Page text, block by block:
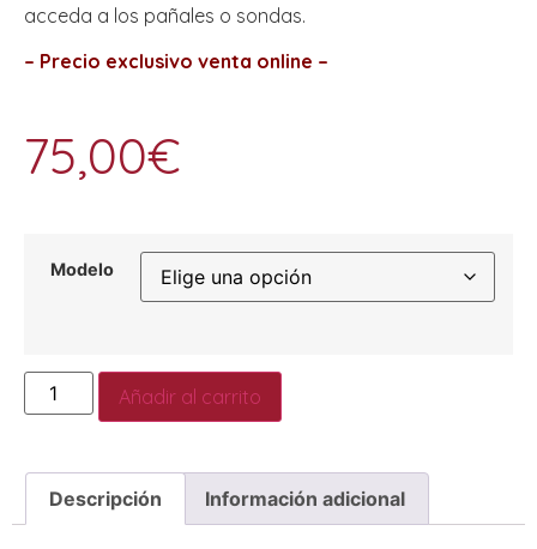
acceda a los pañales o sondas.
– Precio exclusivo venta online –
75,00€
Modelo
Añadir al carrito
Descripción Información adicional